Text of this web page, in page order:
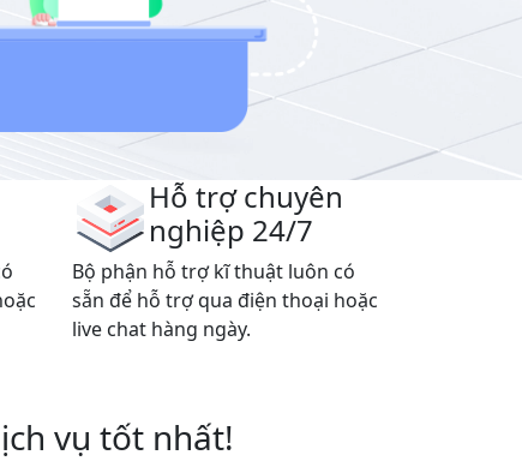
Hỗ trợ chuyên
nghiệp 24/7
Bộ phận hỗ trợ kĩ thuật luôn có
sẵn để hỗ trợ qua điện thoại hoặc
live chat hàng ngày.
vụ tốt nhất!